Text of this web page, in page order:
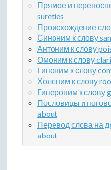
Прямое и
sureties
Происхождение
Синоним к слову
Антоним к слову
Омоним к слову
Гипоним к слову
Холоним к слову
Гипероним к слову
Пословицы и
about
Перевод слова на
about